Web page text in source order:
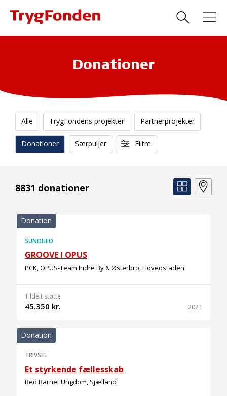
Donationer
Alle TrygFondens projekter Partnerprojekter
Donationer Særpuljer Filtre
8831 donationer
Donation
SUNDHED
GROOVE I OPUS
PCK, OPUS-Team Indre By & Østerbro, Hovedstaden
Tildelt støtte
45.350 kr. 2021
Donation
TRIVSEL
Et styrkende fællesskab
Red Barnet Ungdom, Sjælland